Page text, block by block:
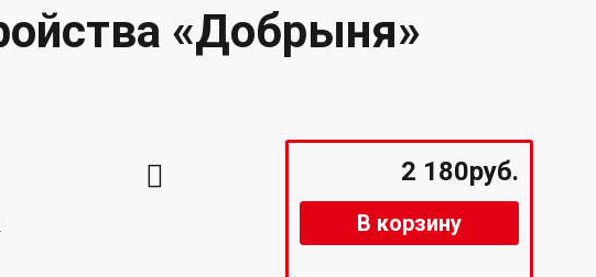
«Добрыня»
2 180руб.
В корзину